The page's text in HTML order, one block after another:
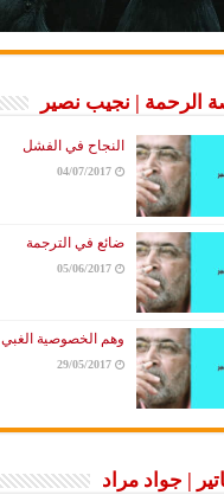
الرحمة | نجيب نصير
النجاح في الفشل
04/07/2017
ضائع في الترجمة
05/06/2017
وهم الخصوصية الغبي
29/05/2017
| جواد مراد